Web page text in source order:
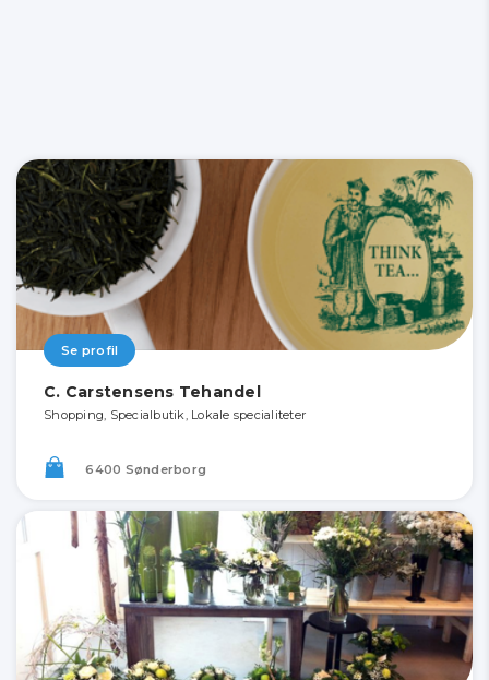
Se profil
C. Carstensens Tehandel
Shopping, Specialbutik, Lokale specialiteter
6400 Sønderborg